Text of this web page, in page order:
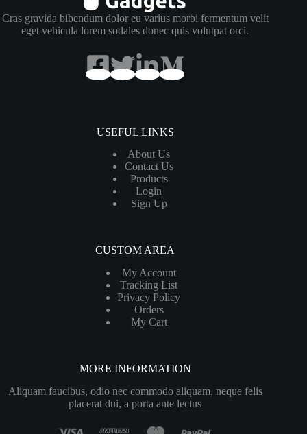
Cras gravida bibendum dolor eu varius morbi fermentum velit
eget vehicula lorem sodales donec quis volutpat orci.
USEFUL LINKS
About Us
Contact Us
Products
Login
Sign Up
CUSTOM AREA
My Account
Tracking List
Privacy Policy
Orders
My Cart
MORE INFORMATION
Aliquam faucibus, odio nec commodo aliquam, neque felis
placerat dui, a porta ante lectus